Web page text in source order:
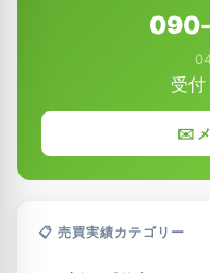
受
✉️ メ
📋 売買実績カテゴリー